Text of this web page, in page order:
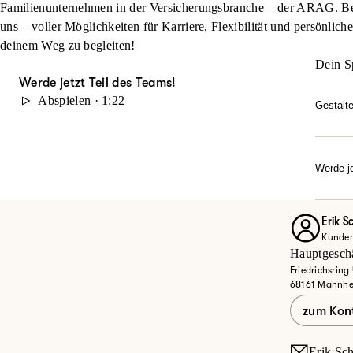
Familienunternehmen in der Versicherungsbranche – der ARAG.
uns – voller Möglichkeiten für Karriere, Flexibilität und
deinem Weg zu begleiten!
Werde jetzt Teil des Teams!
Abspielen · 1:22
Dein
Werde
Erik
Friedrichsring
68161
zum